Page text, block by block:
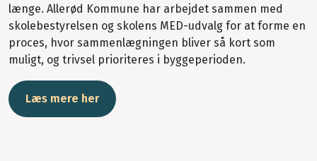
længe. Allerød Kommune har arbejdet sammen med
skolebestyrelsen og skolens MED-udvalg for at forme en
proces, hvor sammenlægningen bliver så kort som
muligt, og trivsel prioriteres i byggeperioden.
Læs mere her